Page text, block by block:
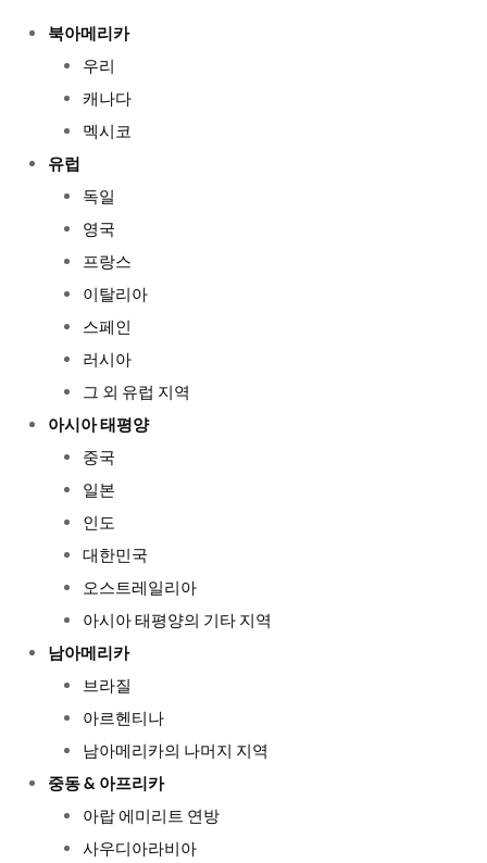
북아메리카
우리
캐나다
멕시코
유럽
독일
영국
프랑스
이탈리아
스페인
러시아
그 외 유럽 지역
아시아 태평양
중국
일본
인도
대한민국
오스트레일리아
아시아 태평양의 기타 지역
남아메리카
브라질
아르헨티나
남아메리카의 나머지 지역
중동 & 아프리카
아랍 에미리트 연방
사우디아라비아